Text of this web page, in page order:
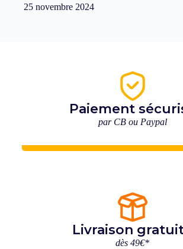
25 novembre 2024
Paiement
par CB ou Paypal
Livraison
dès 49€*